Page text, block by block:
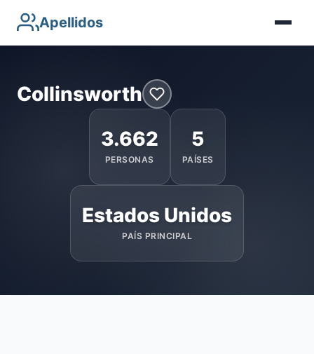
Apellidos
Collinsworth
3.662
PERSONAS
5
PAÍSES
Estados Unidos
PAÍS PRINCIPAL